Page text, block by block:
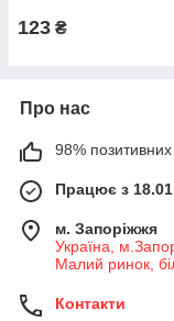
123 ₴
Про нас
98% позитивних
Працює з
м. Запоріжжя
Україна,
Малий ринок,
Контакти